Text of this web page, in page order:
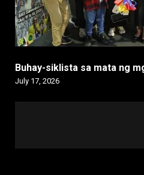
Buhay-siklista sa mata ng
July 17, 2026